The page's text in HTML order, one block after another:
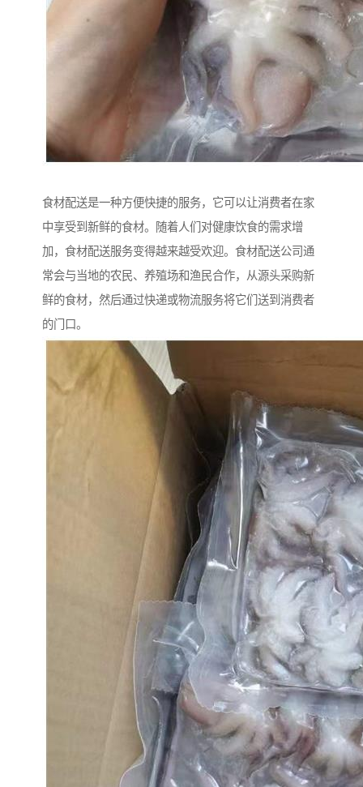
食材配送是一种方便快捷的服务，它可以让消费者在家
中享受到新鲜的食材。随着人们对健康饮食的需求增
加，食材配送服务变得越来越受欢迎。食材配送公司通
常会与当地的农民、养殖场和渔民合作，从源头采购新
鲜的食材，然后通过快递或物流服务将它们送到消费者
的门口。